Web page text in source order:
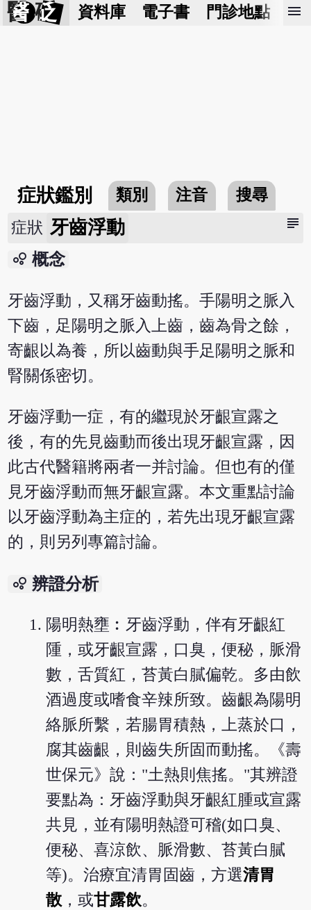
醫 砭 資料庫 電子書 門診地點 預
menu
症狀鑑別 類別 注音 搜尋
subject
症狀 牙齒浮動
bubble_chart 概念
牙齒浮動，又稱牙齒動搖。手陽明之脈入
下齒，足陽明之脈入上齒，齒為骨之餘，
寄齦以為養，所以齒動與手足陽明之脈和
腎關係密切。
牙齒浮動一症，有的繼現於牙齦宣露之
後，有的先見齒動而後出現牙齦宣露，因
此古代醫籍將兩者一并討論。但也有的僅
見牙齒浮動而無牙齦宣露。本文重點討論
以牙齒浮動為主症的，若先出現牙齦宣露
的，則另列專篇討論。
bubble_chart 辨證分析
陽明熱壅︰牙齒浮動，伴有牙齦紅
隀，或牙齦宣露，口臭，便秘，脈滑
數，舌質紅，苔黃白膩偏乾。多由飲
酒過度或嗜食辛辣所致。齒齦為陽明
絡脈所繫，若腸胃積熱，上蒸於口，
腐其齒齦，則齒失所固而動搖。《壽
世保元》說："土熱則焦搖。"其辨證
要點為：牙齒浮動與牙齦紅腫或宣露
共見，並有陽明熱證可稽(如口臭、
便秘、喜涼飲、脈滑數、苔黃白膩
等)。治療宜清胃固齒，方選清胃
散 ，或甘露飲。